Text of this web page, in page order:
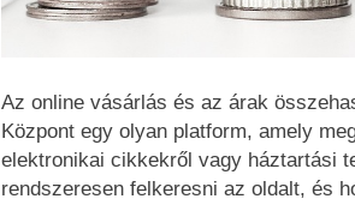
Az online vásárlás és az árak
Központ egy olyan platform, amely
elektronikai cikkekről vagy háztartási
rendszeresen felkeresni az oldalt, és